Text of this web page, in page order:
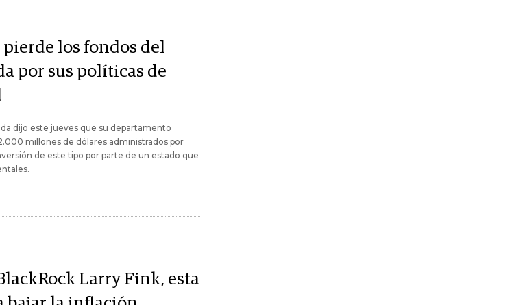
pierde los fondos del
por sus políticas de
dijo este jueves que su departamento
millones de dólares administrados por
de este tipo por parte de un estado que
Larry Fink, esta